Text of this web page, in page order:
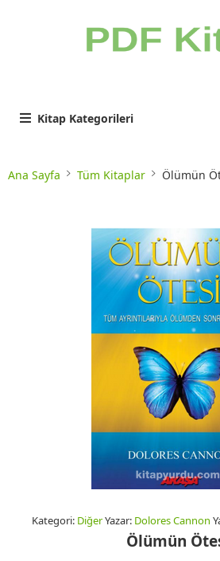
Kitap Kategorileri
Ana Sayfa Tüm Kitaplar Ölümün
Kategori: DiğerYazar: Dolores Cannon
Ölümün